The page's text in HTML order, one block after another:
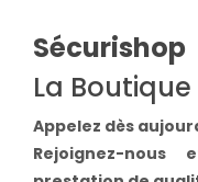
Sécurishop
La
Appelez dès
Rejoignez-